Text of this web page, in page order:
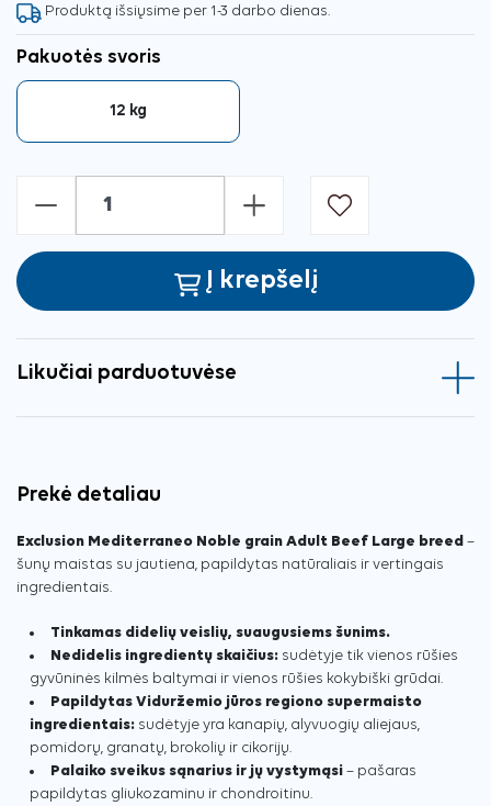
Produktą išsiųsime per 1-3 darbo dienas.
Pakuotės svoris
12 kg
- +
Į krepšelį
Likučiai parduotuvėse
Prekė detaliau
Exclusion Mediterraneo Noble grain Adult Beef Large breed –
šunų maistas su jautiena, papildytas natūraliais ir vertingais
ingredientais.
Tinkamas didelių veislių, suaugusiems šunims.
Nedidelis ingredientų skaičius: sudėtyje tik vienos rūšies
gyvūninės kilmės baltymai ir vienos rūšies kokybiški grūdai.
Papildytas Viduržemio jūros regiono supermaisto
ingredientais: sudėtyje yra kanapių, alyvuogių aliejaus,
pomidorų, granatų, brokolių ir cikorijų.
Palaiko sveikus sąnarius ir jų vystymąsi – pašaras
papildytas gliukozaminu ir chondroitinu.